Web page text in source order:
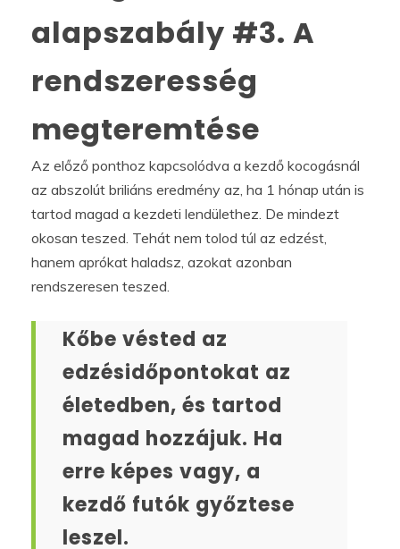
alapszabály #3. A
rendszeresség
megteremtése
Az előző ponthoz kapcsolódva a kezdő kocogásnál
az abszolút briliáns eredmény az, ha 1 hónap után is
tartod magad a kezdeti lendülethez. De mindezt
okosan teszed. Tehát nem tolod túl az edzést,
hanem aprókat haladsz, azokat azonban
rendszeresen teszed.
Kőbe vésted az
edzésidőpontokat az
életedben, és tartod
magad hozzájuk. Ha
erre képes vagy, a
kezdő futók győztese
leszel.